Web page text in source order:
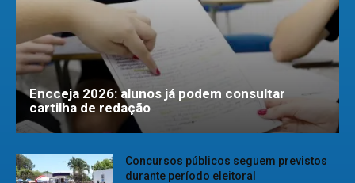
Encceja 2026: alunos já podem consultar
cartilha de redação
Concursos públicos seguem previstos
durante período eleitoral